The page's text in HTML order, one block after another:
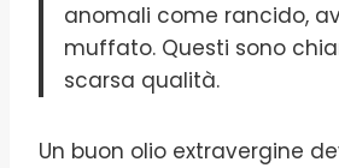
anomali come rancido,
muffato. Questi sono
scarsa qualità.
Un buon olio extravergine